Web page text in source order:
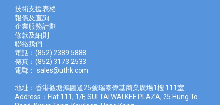
技術支援表格
報價及查詢
企業服務計劃
條款及細則
聯絡我們
電話：(852) 2389 5888
傳真：(852) 3173 2533
電郵： sales@uthk.com
地址：香港觀塘鴻圖道25號瑞泰偉基商業廣場1樓 111室
Address：Flat 111, 1/F, SUI TAI WAI KEE PLAZA, 25 Hung To